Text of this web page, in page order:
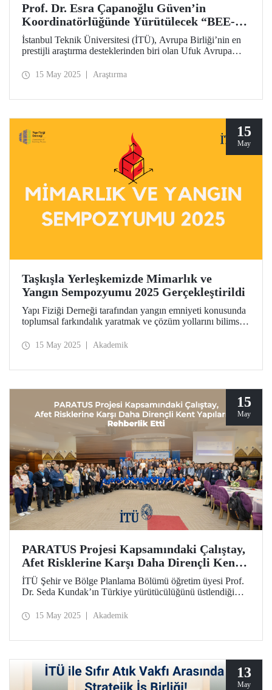
Prof. Dr. Esra Çapanoğlu Güven’in
Koordinatörlüğünde Yürütülecek “BEE-
TECH” Projesi MSCA Desteği Kazandı
İstanbul Teknik Üniversitesi (İTÜ), Avrupa Birliği’nin en
prestijli araştırma desteklerinden biri olan Ufuk Avrupa
Programı (Staff Exchanges – SE) 2024 çağrısı kapsamında
15 May 2025 Araştırma
15
May
Taşkışla Yerleşkemizde Mimarlık ve
Yangın Sempozyumu 2025 Gerçekleştirildi
Yapı Fiziği Derneği tarafından yangın emniyeti konusunda
toplumsal farkındalık yaratmak ve çözüm yollarını bilimsel
“Mimarlık ve Yangın Sempozyumu 2025” düzenlendi.
15 May 2025 Akademik
15
May
PARATUS Projesi Kapsamındaki Çalıştay,
Afet Risklerine Karşı Daha Dirençli Kent
Yapılarına Rehberlik Etti
İTÜ Şehir ve Bölge Planlama Bölümü öğretim üyesi Prof.
Dr. Seda Kundak’ın Türkiye yürütücülüğünü üstlendiği
– Çoklu Senaryo Temelli Afet Yönetim Çalıştayı 8 Mayıs
15 May 2025 Akademik
13
May